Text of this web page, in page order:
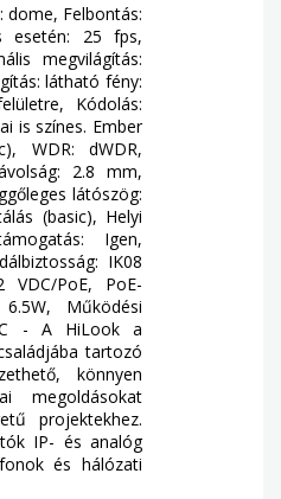
dome, Felbontás:
esetén: 25 fps,
megvilágítás:
látható fény:
Kódolás:
is színes. Ember
WDR: dWDR,
2.8 mm,
látószög:
(basic), Helyi
Igen,
IK08
VDC/PoE, PoE-
Működési
- A HiLook a
tartozó
könnyen
megoldásokat
projektekhez.
IP- és analóg
és hálózati